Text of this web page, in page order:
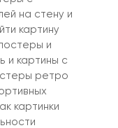
на стену и
картину
и
и картины с
ретро
картинки